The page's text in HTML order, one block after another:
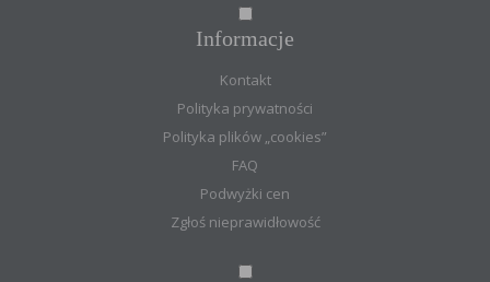
Informacje
Kontakt
Polityka prywatności
Polityka plików „cookies”
FAQ
Podwyżki cen
Zgłoś nieprawidłowość